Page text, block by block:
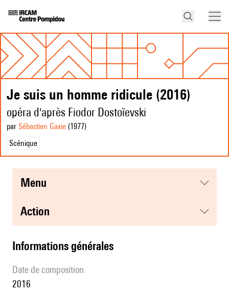
Je suis un homme ridicule (2016)
opéra d'après Fiodor Dostoïevski
par Sébastien Gaxie (1977)
Scénique
menu
action
informations générales
date de composition
2016